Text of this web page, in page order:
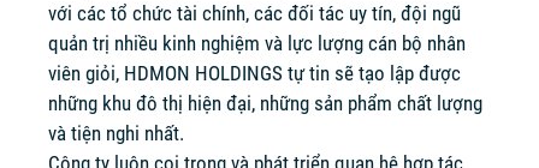
với các tổ chức tài chính, các đối tác uy tín, đội ngũ
quản trị nhiều kinh nghiệm và lực lượng cán bộ nhân
viên giỏi, HDMON HOLDINGS tự tin sẽ tạo lập được
những khu đô thị hiện đại, những sản phẩm chất lượng
và tiện nghi nhất.
Công ty luôn coi trọng và phát triển quan hệ hợp tác